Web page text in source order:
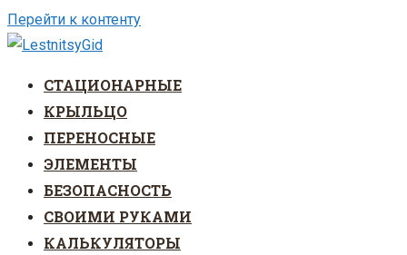
Перейти к контенту
СТАЦИОНАРНЫЕ
КРЫЛЬЦО
ПЕРЕНОСНЫЕ
ЭЛЕМЕНТЫ
БЕЗОПАСНОСТЬ
СВОИМИ РУКАМИ
КАЛЬКУЛЯТОРЫ